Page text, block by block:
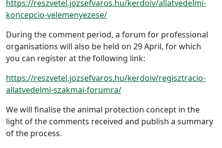
https://reszvetel.jozsefvaros.hu/kerdoiv/allatvedelmi-
koncepcio-velemenyezese/
During the comment period, a forum for professional
organisations will also be held on 29 April, for which
you can register at the following link:
https://reszvetel.jozsefvaros.hu/kerdoiv/regisztracio-
allatvedelmi-szakmai-forumra/
We will finalise the animal protection concept in the
light of the comments received and publish a summary
of the process.